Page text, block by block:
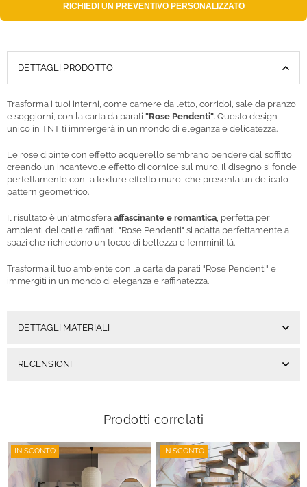
RICHIEDI UN PREVENTIVO PERSONALIZZATO
DETTAGLI PRODOTTO
Trasforma i tuoi interni, come camere da letto, corridoi, sale da pranzo
e soggiorni, con la carta da parati "Rose Pendenti". Questo design
unico in TNT ti immergerà in un mondo di eleganza e delicatezza.
Le rose dipinte con effetto acquerello sembrano pendere dal soffitto,
creando un incantevole effetto di cornice sul muro. Il disegno si fonde
perfettamente con la texture effetto muro, che presenta un delicato
pattern geometrico.
Il risultato è un'atmosfera affascinante e romantica , perfetta per
ambienti delicati e raffinati. "Rose Pendenti" si adatta perfettamente a
spazi che richiedono un tocco di bellezza e femminilità.
Trasforma il tuo ambiente con la carta da parati "Rose Pendenti" e
immergiti in un mondo di eleganza e raffinatezza.
DETTAGLI MATERIALI
RECENSIONI
Prodotti correlati
IN SCONTO IN SCONTO